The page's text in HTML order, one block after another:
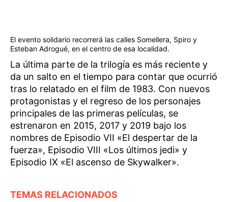
El evento solidario recorrerá las calles Somellera, Spiro y
Esteban Adrogué, en el centro de esa localidad.
La última parte de la trilogía es más reciente y
da un salto en el tiempo para contar que ocurrió
tras lo relatado en el film de 1983. Con nuevos
protagonistas y el regreso de los personajes
principales de las primeras películas, se
estrenaron en 2015, 2017 y 2019 bajo los
nombres de Episodio VII «El despertar de la
fuerza», Episodio VIII «Los últimos jedi» y
Episodio IX «El ascenso de Skywalker».
TEMAS RELACIONADOS